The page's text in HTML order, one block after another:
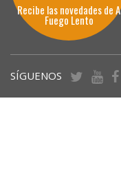
Recibe las novedades de A
Fuego Lento
SÍGUENOS